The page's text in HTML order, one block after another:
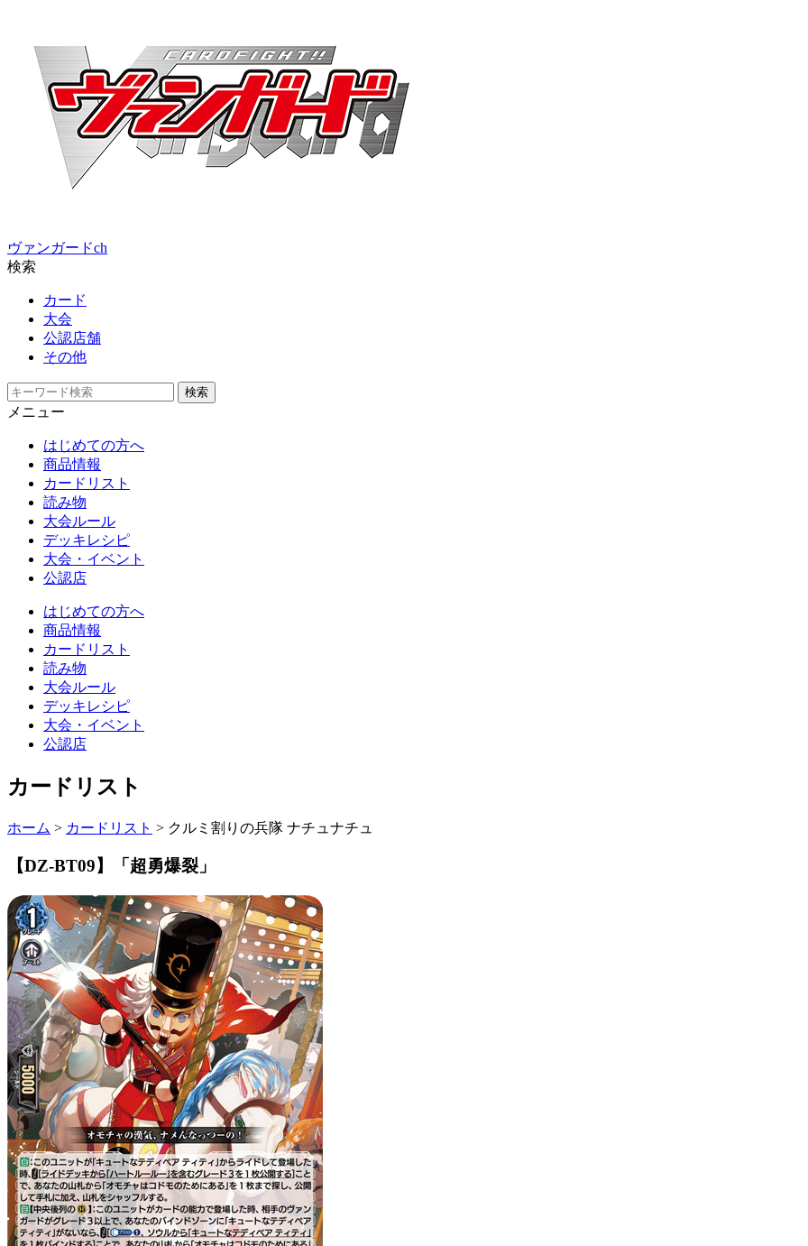
ヴァンガードch
検索
カード
大会
公認店舗
その他
メニュー
はじめての方へ
商品情報
カードリスト
読み物
大会ルール
デッキレシピ
大会・イベント
公認店
はじめての方へ
商品情報
カードリスト
読み物
大会ルール
デッキレシピ
大会・イベント
公認店
カードリスト
ホーム > カードリスト > クルミ割りの兵隊 ナチュナチュ
【DZ-BT09】「超勇爆裂」